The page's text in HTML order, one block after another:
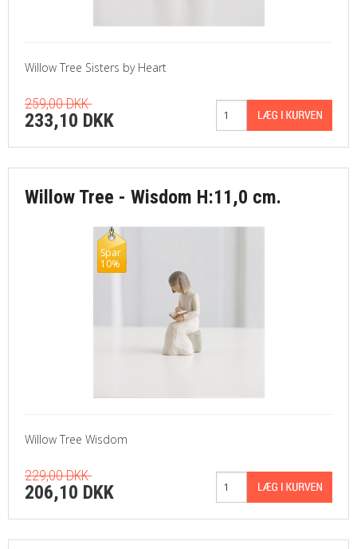
Willow Tree Sisters by Heart
259,00 DKK
233,10 DKK
Willow Tree - Wisdom H:11,0 cm.
Spar
10%
Willow Tree Wisdom
229,00 DKK
206,10 DKK